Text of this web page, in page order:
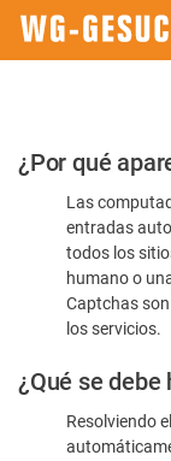
Por
favor,
confirme
humano
¿Por qué
Las
entradas
todos los
humano o
Captchas
los servicios.
¿Qué se debe
Resolviendo